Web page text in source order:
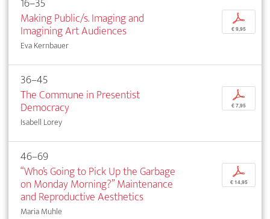
Making Public/s. Imaging and
Imagining Art Audiences
Eva Kernbauer
p
€ 9,95
36–45
The Commune in Presentist
Democracy
Isabell Lorey
p
€ 7,95
46–69
“Who’s Going to Pick Up the Garbage
on Monday Morning?” Maintenance
and Reproductive Aesthetics
Maria Muhle
p
€ 14,95